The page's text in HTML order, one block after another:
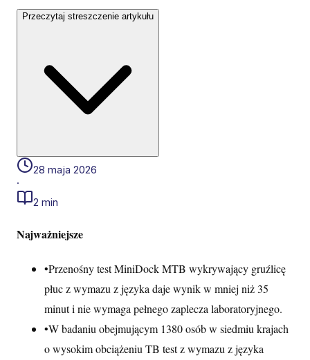
Przeczytaj streszczenie artykułu
28 maja 2026
·
2 min
Najważniejsze
•Przenośny test MiniDock MTB wykrywający gruźlicę
płuc z wymazu z języka daje wynik w mniej niż 35
minut i nie wymaga pełnego zaplecza laboratoryjnego.
•W badaniu obejmującym 1380 osób w siedmiu krajach
o wysokim obciążeniu TB test z wymazu z języka